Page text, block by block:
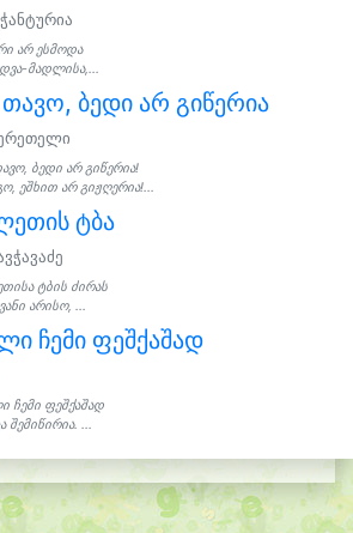
არ ესმოდა
მადლისა,...
ბედი არ გიწერია
ბედი არ გიწერია!
ეშხით არ გიჟღერია!...
ტბა
ტბის ძირას
არისო, ...
ჩემი ფეშქაშად
ჩემი ფეშქაშად
შემიწირია. ...